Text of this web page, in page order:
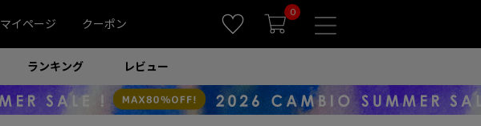
マイページ クーポン
0
ランキング レビュー